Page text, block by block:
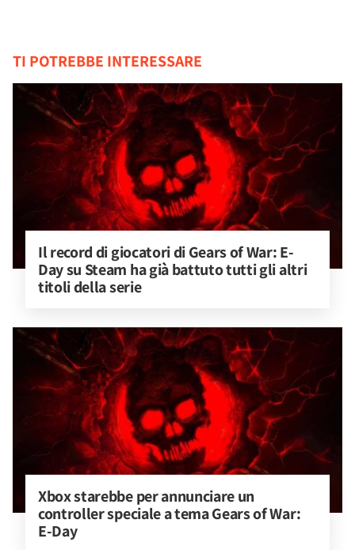
TI POTREBBE INTERESSARE
Il record di giocatori di Gears of War: E-
Day su Steam ha già battuto tutti gli altri
titoli della serie
Xbox starebbe per annunciare un
controller speciale a tema Gears of War:
E-Day